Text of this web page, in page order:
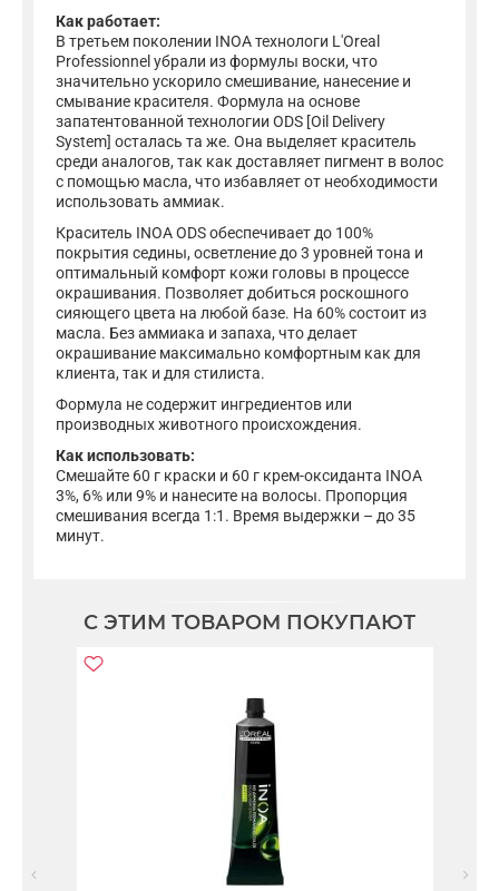
Как работает:
В третьем поколении INOA технологи L'Oreal
Professionnel убрали из формулы воски, что
значительно ускорило смешивание, нанесение и
смывание красителя. Формула на основе
запатентованной технологии ODS [Oil Delivery
System] осталась та же. Она выделяет краситель
среди аналогов, так как доставляет пигмент в волос
с помощью масла, что избавляет от необходимости
использовать аммиак.
Краситель INOA ODS обеспечивает до 100%
покрытия седины, осветление до 3 уровней тона и
оптимальный комфорт кожи головы в процессе
окрашивания. Позволяет добиться роскошного
сияющего цвета на любой базе. На 60% состоит из
масла. Без аммиака и запаха, что делает
окрашивание максимально комфортным как для
клиента, так и для стилиста.
Формула не содержит ингредиентов или
производных животного происхождения.
Как использовать:
Смешайте 60 г краски и 60 г крем-оксиданта INOA
3%, 6% или 9% и нанесите на волосы. Пропорция
смешивания всегда 1:1. Время выдержки – до 35
минут.
С ЭТИМ ТОВАРОМ ПОКУПАЮТ